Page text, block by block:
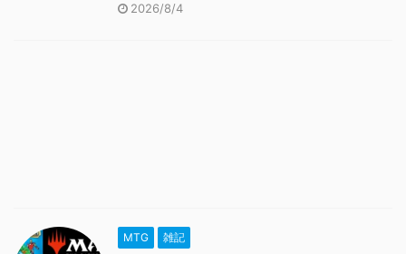
2026/8/4
MTG 雑記